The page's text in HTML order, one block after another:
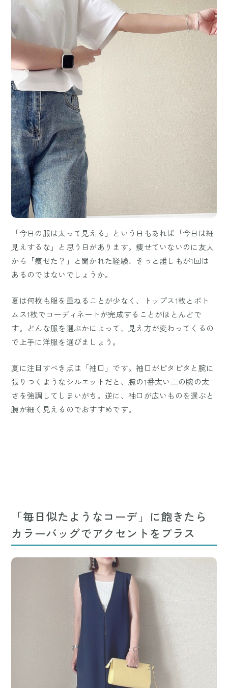
「今日の服は太って見える」という日もあれば「今日は細
見えするな」と思う日があります。痩せていないのに友人
から「痩せた？」と聞かれた経験、きっと誰しもが1回は
あるのではないでしょうか。
夏は何枚も服を重ねることが少なく、トップス1枚とボト
ムス1枚でコーディネートが完成することがほとんどで
す。どんな服を選ぶかによって、見え方が変わってくるの
で上手に洋服を選びましょう。
夏に注目すべき点は「袖口」です。袖口がピタピタと腕に
張りつくようなシルエットだと、腕の1番太い二の腕の太
さを強調してしまいがち。逆に、袖口が広いものを選ぶと
腕が細く見えるのでおすすめです。
「毎日似たようなコーデ」に飽きたら
カラーバッグでアクセントをプラス